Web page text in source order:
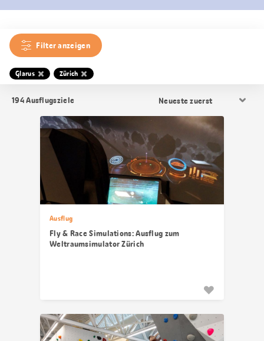
Filter anzeigen
Glarus Zürich
194Ausflugsziele
Sortierung
Ausflug
Fly & Race Simulations: Ausflug zum
Weltraumsimulator Zürich